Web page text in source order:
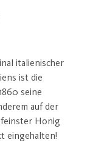
italienischer
ist die
seine
auf der
Honig
eingehalten!